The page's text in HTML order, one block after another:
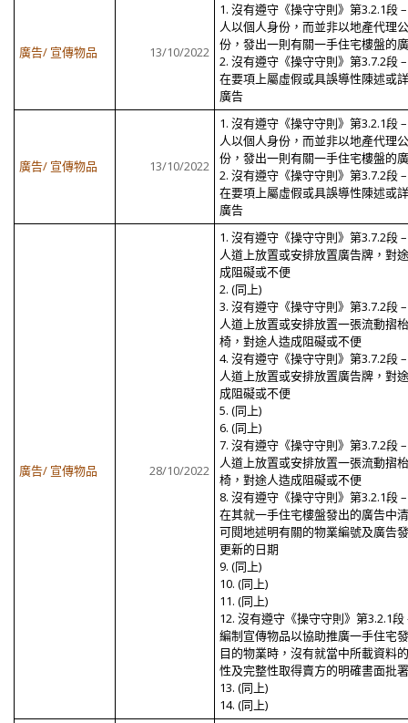
廣告/ 宣傳物品 13/10/2022
1. 沒有遵守《操守守則》第3.2.1段
人以個人身份，而並非以地產代理
份，發出一則有關一手住宅樓盤的
2. 沒有遵守《操守守則》第3.7.2段
在要項上屬虛假或具誤導性陳述或
廣告
廣告/ 宣傳物品 13/10/2022
1. 沒有遵守《操守守則》第3.2.1段
人以個人身份，而並非以地產代理
份，發出一則有關一手住宅樓盤的
2. 沒有遵守《操守守則》第3.7.2段
在要項上屬虛假或具誤導性陳述或
廣告
廣告/ 宣傳物品 28/10/2022
1. 沒有遵守《操守守則》第3.7.2段
人道上放置或安排放置廣告牌，對
成阻礙或不便
2. (同上)
3. 沒有遵守《操守守則》第3.7.2段
人道上放置或安排放置一張流動摺
椅，對途人造成阻礙或不便
4. 沒有遵守《操守守則》第3.7.2段
人道上放置或安排放置廣告牌，對
成阻礙或不便
5. (同上)
6. (同上)
7. 沒有遵守《操守守則》第3.7.2段
人道上放置或安排放置一張流動摺
椅，對途人造成阻礙或不便
8. 沒有遵守《操守守則》第3.2.1段
在其就一手住宅樓盤發出的廣告中
可閱地述明有關的物業編號及廣告
更新的日期
9. (同上)
10. (同上)
11. (同上)
12. 沒有遵守《操守守則》第3.2.1段
編制宣傳物品以協助推廣一手住宅
目的物業時，沒有就當中所載資料
性及完整性取得賣方的明確書面批署
13. (同上)
14. (同上)